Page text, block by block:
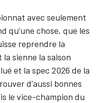
avec seulement
qu'une chose, que les
reprendre la
sienne la saison
et la spec 2026 de la
d'aussi bonnes
le vice-champion du